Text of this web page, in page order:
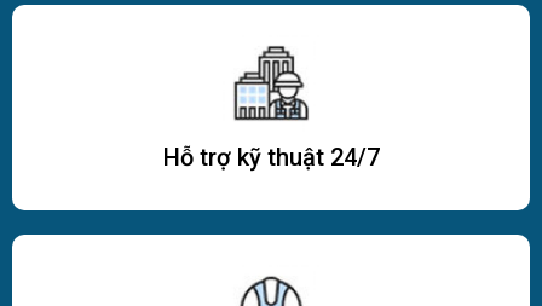
Hỗ trợ kỹ thuật 24/7